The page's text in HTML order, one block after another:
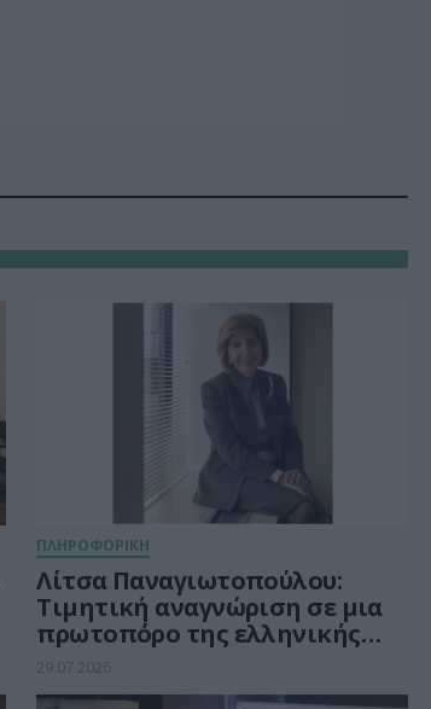
ΠΛΗΡΟΦΟΡΙΚΗ
Λίτσα Παναγιωτοπούλου:
Τιμητική αναγνώριση σε μια
πρωτοπόρο της ελληνικής
Πληροφορικής
29.07.2026